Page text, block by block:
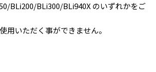
BLi200/BLi300/BLi940X のいずれかをご
用いただく事ができません。